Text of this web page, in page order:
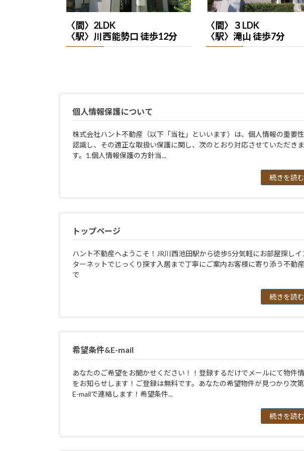
〈間〉2LDK
〈駅〉川西能勢口 徒歩12分
〈間〉３LDK
〈駅〉滝山 徒歩7分
個人情報保護について
株式会社ハント不動産（以下「当社」といいます）は、個人情報の重要
認識し、その適正な取扱い保護に関し、次のとおり対応させていただきま
す。1.個人情報保護の方針当...
続きを読む
トップページ
ハント不動産へようこそ！JR川西池田駅から徒歩5分気軽にお部屋探しイ
ターネットでじっくり探す入居まで丁寧にご案内お客様に寄り添う不動
で
続きを読む
希望条件&E-mail
あなたのご希望をお聞かせください！！登録するだけでメールにて物件
をお知らせします！ご登録は無料です。あなたの希望物件が見つかり次第
E-mailで連絡します！希望条件...
続きを読む